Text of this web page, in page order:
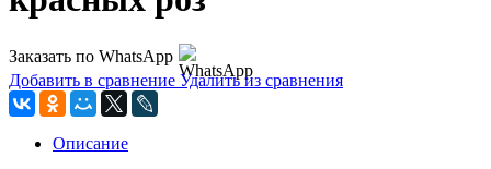
Заказать по WhatsApp
Добавить в сравнение Удалить из сравнения
Описание